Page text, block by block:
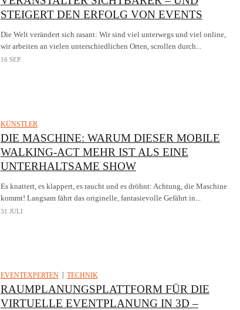
STEIGERT DEN ERFOLG VON EVENTS
Die Welt verändert sich rasant: Wir sind viel unterwegs und viel online,
wir arbeiten an vielen unterschiedlichen Orten, scrollen durch...
16 SEP.
KÜNSTLER
DIE MASCHINE: WARUM DIESER MOBILE
WALKING-ACT MEHR IST ALS EINE
UNTERHALTSAME SHOW
Es knattert, es klappert, es raucht und es dröhnt: Achtung, die Maschine
kommt! Langsam fährt das originelle, fantasievolle Gefährt in...
31 JULI
EVENTEXPERTEN TECHNIK
RAUMPLANUNGSPLATTFORM FÜR DIE
VIRTUELLE EVENTPLANUNG IN 3D –